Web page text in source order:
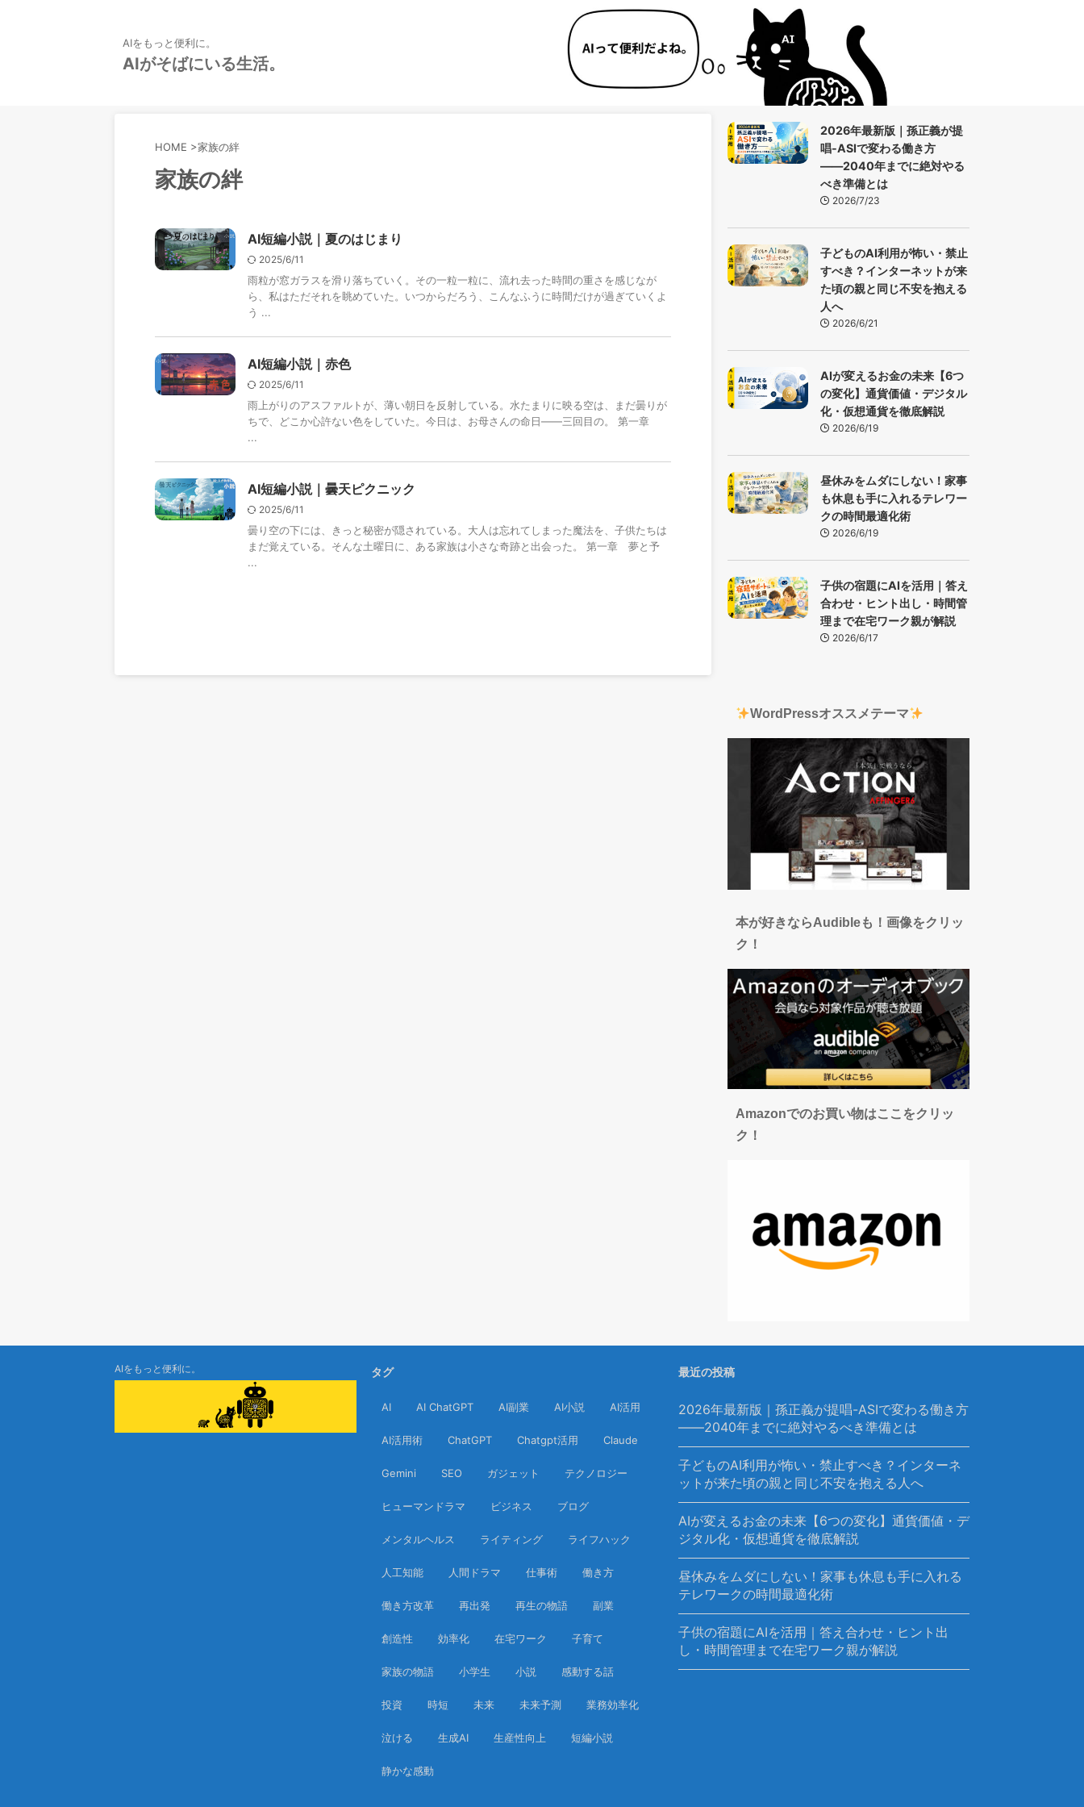
AIをもっと便利に。
AIがそばにいる生活。
HOME >家族の絆
家族の絆
AI短編小説｜夏のはじまり
2025/6/11
雨粒が窓ガラスを滑り落ちていく。その一粒一粒に、流れ去った時間の重さを感じなが
ら、私はただそれを眺めていた。いつからだろう、こんなふうに時間だけが過ぎていくよ
う ...
AI短編小説｜赤色
2025/6/11
雨上がりのアスファルトが、薄い朝日を反射している。水たまりに映る空は、まだ曇りが
ちで、どこか心許ない色をしていた。今日は、お母さんの命日——三回目の。 第一章
...
AI短編小説｜曇天ピクニック
2025/6/11
曇り空の下には、きっと秘密が隠されている。大人は忘れてしまった魔法を、子供たちは
まだ覚えている。そんな土曜日に、ある家族は小さな奇跡と出会った。 第一章 夢と予
...
2026年最新版｜孫正義が提
唱-ASIで変わる働き方
――2040年までに絶対やる
べき準備とは
2026/7/23
子どものAI利用が怖い・禁止
すべき？インターネットが来
た頃の親と同じ不安を抱える
人へ
2026/6/21
AIが変えるお金の未来【6つ
の変化】通貨価値・デジタル
化・仮想通貨を徹底解説
2026/6/19
昼休みをムダにしない！家事
も休息も手に入れるテレワー
クの時間最適化術
2026/6/19
子供の宿題にAIを活用｜答え
合わせ・ヒント出し・時間管
理まで在宅ワーク親が解説
2026/6/17
WordPressオススメテーマ
本が好きならAudibleも！画像をクリッ
ク！
Amazonでのお買い物はここをクリッ
ク！
タグ
AI AI ChatGPT AI副業 AI小説 AI活用
AI活用術 ChatGPT Chatgpt活用 Claude
Gemini SEO ガジェット テクノロジー
ヒューマンドラマ ビジネス ブログ
メンタルヘルス ライティング ライフハック
人工知能 人間ドラマ 仕事術 働き方
働き方改革 再出発 再生の物語 副業
創造性 効率化 在宅ワーク 子育て
家族の物語 小学生 小説 感動する話
投資 時短 未来 未来予測 業務効率化
泣ける 生成AI 生産性向上 短編小説
静かな感動
最近の投稿
2026年最新版｜孫正義が提唱-ASIで変わる働き方
――2040年までに絶対やるべき準備とは
子どものAI利用が怖い・禁止すべき？インターネ
ットが来た頃の親と同じ不安を抱える人へ
AIが変えるお金の未来【6つの変化】通貨価値・デ
ジタル化・仮想通貨を徹底解説
昼休みをムダにしない！家事も休息も手に入れる
テレワークの時間最適化術
子供の宿題にAIを活用｜答え合わせ・ヒント出
し・時間管理まで在宅ワーク親が解説
AIをもっと便利に。